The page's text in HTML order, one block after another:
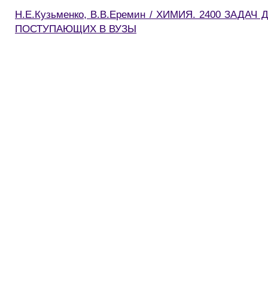
Н.Е.Кузьменко, В.В.Еремин / ХИМИЯ. 2400
ПОСТУПАЮЩИХ В ВУЗЫ